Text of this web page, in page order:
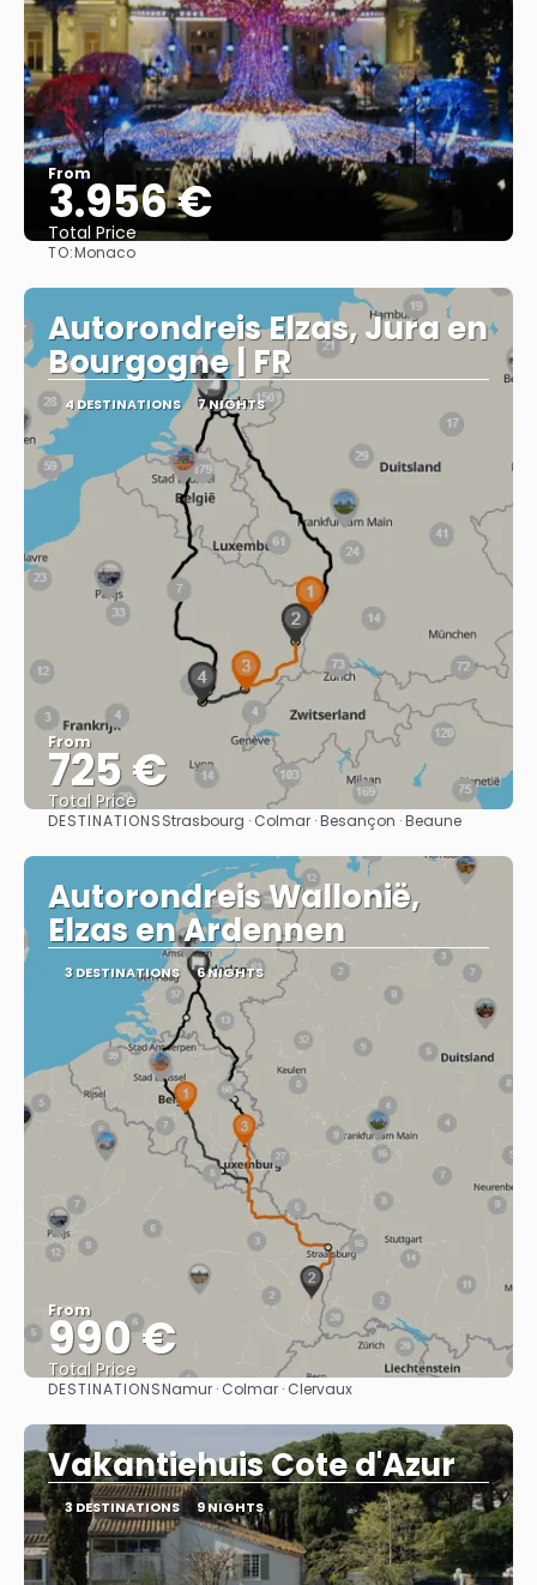
From
3.956 €
Total Price
TO:Monaco
Autorondreis Elzas, Jura en
Bourgogne | FR
4 DESTINATIONS 7 NIGHTS
From
725 €
Total Price
See
DESTINATIONSStrasbourg · Colmar · Besançon · Beaune
Autorondreis Wallonië,
Elzas en Ardennen
3 DESTINATIONS 6 NIGHTS
From
990 €
Total Price
See
DESTINATIONSNamur · Colmar · Clervaux
Vakantiehuis Cote d'Azur
3 DESTINATIONS 9 NIGHTS